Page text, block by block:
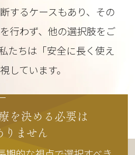
するケースもあり、その
行わず、他の選択肢をご
たちは「安全に長く使え
しています。
を決める必要は
りません